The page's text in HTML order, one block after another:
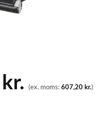
kr. (ex. moms:607,20kr.)